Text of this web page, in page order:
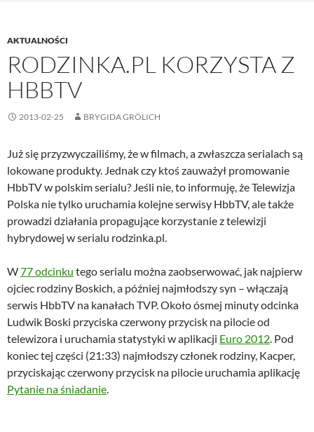
AKTUALNOŚCI
RODZINKA.PL KORZYSTA Z
HBBTV
2013-02-25 BRYGIDA GRÖLICH
Już się przyzwyczailiśmy, że w filmach, a zwłaszcza serialach są
lokowane produkty. Jednak czy ktoś zauważył promowanie
HbbTV w polskim serialu? Jeśli nie, to informuję, że Telewizja
Polska nie tylko uruchamia kolejne serwisy HbbTV, ale także
prowadzi działania propagujące korzystanie z telewizji
hybrydowej w serialu rodzinka.pl.
W77 odcinku tego serialu można zaobserwować, jak najpierw
ojciec rodziny Boskich, a później najmłodszy syn – włączają
serwis HbbTV na kanałach TVP. Około ósmej minuty odcinka
Ludwik Boski przyciska czerwony przycisk na pilocie od
telewizora i uruchamia statystyki w aplikacji Euro 2012. Pod
koniec tej części (21:33) najmłodszy członek rodziny, Kacper,
przyciskając czerwony przycisk na pilocie uruchamia aplikację
Pytanie na śniadanie.